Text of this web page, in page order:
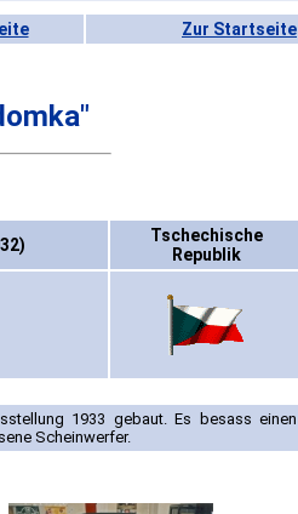
Zur Startseite
Tschechische
Republik
1933 gebaut. Es besass einen
Scheinwerfer.